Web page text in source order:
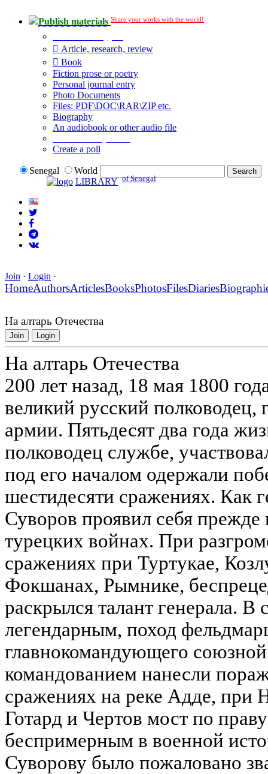
Publish materials Share your works with the world!
Article, research, review
Book
Fiction prose or poetry
Personal journal entry
Photo Documents
Files: PDF\DOC\RAR\ZIP etc.
Biography
An audiobook or other audio file
Create a poll
Senegal
World
LIBRARY of Senegal
Join · Login ·
HomeAuthorsArticlesBooksPhotosFilesDiaries
На алтарь Отечества
Join Login
На алтарь Отечества
200 лет назад, 18 мая 1800
великий русский полководец,
армии. Пятьдесят два года
полководец службе,
под его началом одержали
шестидесяти сражениях. Как
Суворов проявил себя прежде
турецких войнах. При
сражениях при Туртукае,
Фокшанах, Рымнике,
раскрылся талант генерала.
легендарным, поход
главнокомандующего
командованием нанесли
сражениях на реке Адде, при
Готард и Чертов мост по
беспримерным в военной
Суворову было пожаловано